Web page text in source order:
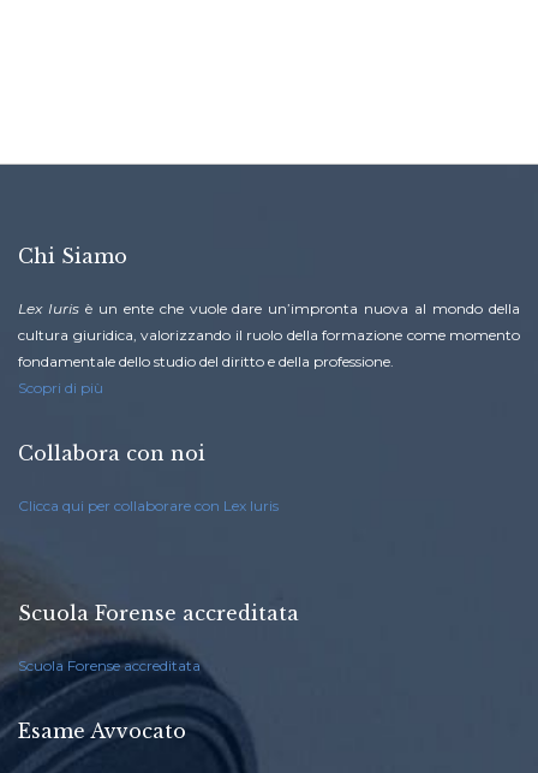
Chi Siamo
Lex Iurisè un ente che vuole dare un’impronta nuova al mondo della
cultura giuridica, valorizzando il ruolo della formazione come momento
fondamentale dello studio del diritto e della professione.
Scopri di più
Collabora con noi
Clicca qui per collaborare con Lex Iuris
Scuola Forense accreditata
Scuola Forense accreditata
Esame Avvocato